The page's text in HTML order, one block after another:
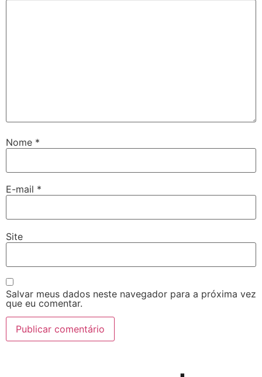
Nome *
E-mail *
Site
Salvar meus dados neste navegador para a próxima vez
que eu comentar.